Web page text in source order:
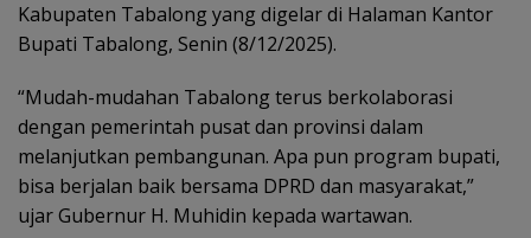
Kabupaten Tabalong yang digelar di Halaman Kantor
Bupati Tabalong, Senin (8/12/2025).
“Mudah-mudahan Tabalong terus berkolaborasi
dengan pemerintah pusat dan provinsi dalam
melanjutkan pembangunan. Apa pun program bupati,
bisa berjalan baik bersama DPRD dan masyarakat,”
ujar Gubernur H. Muhidin kepada wartawan.